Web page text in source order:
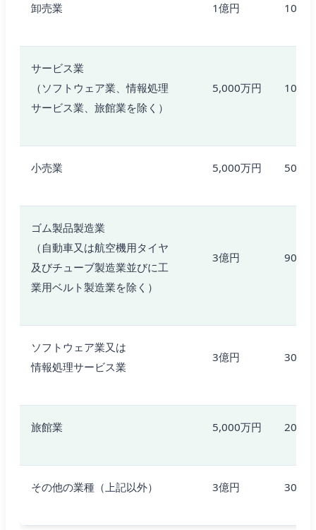
卸売業 1億円 100人
サービス業
（ソフトウェア業、情報処理
サービス業、旅館業を除く）
5,000万円 100人
小売業 5,000万円 50人
ゴム製品製造業
（自動車又は航空機用タイヤ
及びチューブ製造業並びに工
業用ベルト製造業を除く）
3億円 900人
ソフトウェア業又は
情報処理サービス業
3億円 300人
旅館業 5,000万円 200人
その他の業種（上記以外） 3億円 300人